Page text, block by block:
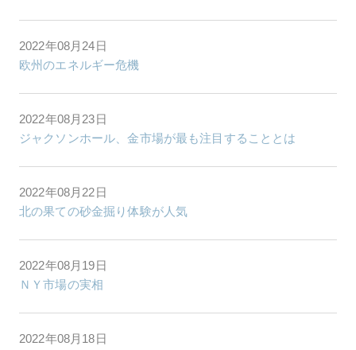
2022年08月24日
欧州のエネルギー危機
2022年08月23日
ジャクソンホール、金市場が最も注目することとは
2022年08月22日
北の果ての砂金掘り体験が人気
2022年08月19日
ＮＹ市場の実相
2022年08月18日